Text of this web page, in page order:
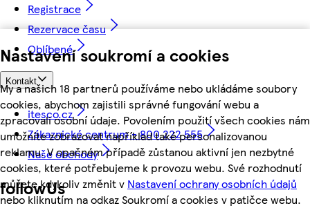
Nastavení soukromí a cookies
My a našich 18 partnerů používáme nebo ukládáme soubory
cookies, abychom zajistili správné fungování webu a
zpracovali osobní údaje. Povolením použití všech cookies nám
umožníte zobrazovat například také personalizovanou
reklamu. V opačném případě zůstanou aktivní jen nezbytné
cookies, které potřebujeme k provozu webu. Své rozhodnutí
můžete kdykoliv změnit v Nastavení ochrany osobních údajů
nebo kliknutím na odkaz Soukromí a cookies v patičce webu.
Registrace
Rezervace času
Oblíbené
Kontakt
itesco.cz
Zákaznické centrum - 800 222 555
Naše obchody
followUs